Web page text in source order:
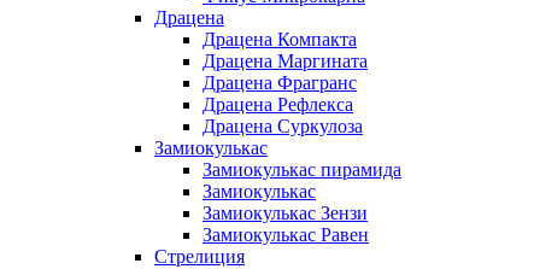
Драцена
Драцена Компакта
Драцена Маргината
Драцена Фрагранс
Драцена Рефлекса
Драцена Суркулоза
Замиокулькас
Замиокулькас пирамида
Замиокулькас
Замиокулькас Зензи
Замиокулькас Равен
Стрелиция